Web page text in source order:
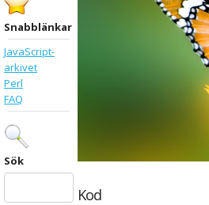
Snabblänkar
JavaScript-
arkivet
Perl
FAQ
Sök
Kod